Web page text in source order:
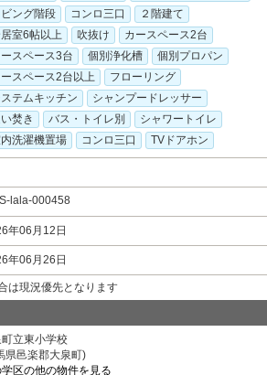
ビング階段
コンロ三口
２階建て
室6帖以上
吹抜け
カースペース2台
スペース3台
個別浄化槽
個別プロパン
スペース2台以上
フローリング
テムキッチン
シャンプードレッサー
焚き
バス・トイレ別
シャワートイレ
洗濯機置場
コンロ三口 TVドアホン
lala-000458
年06月12日
年06月26日
は現況優先となります
町立東小学校
県邑楽郡大泉町)
学区の他の物件を見る